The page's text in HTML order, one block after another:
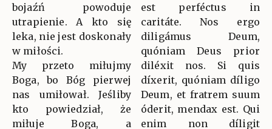
bojaźń powoduje
utrapienie. A kto się
leka, nie jest doskonały
w miłości.
My przeto miłujmy
Boga, bo Bóg pierwej
nas umiłował. Jeśliby
kto powiedział, że
miłuje Boga, a
est perféctus in
caritáte. Nos ergo
diligámus Deum,
quóniam Deus prior
diléxit nos. Si quis
díxerit, quóniam díligo
Deum, et fratrem suum
óderit, mendax est. Qui
enim non díligit